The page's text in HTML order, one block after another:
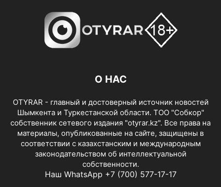
О НАС
OTYRAR - главный и достоверный источник новостей
Шымкента и Туркестанской области. ТОО "Собкор"
собственник сетевого издания "otyrar.kz". Все права на
материалы, опубликованные на сайте, защищены в
соответствии с казахстанским и международным
законодательством об интеллектуальной
собственности.
Наш WhatsApp +7 (700) 577-17-17